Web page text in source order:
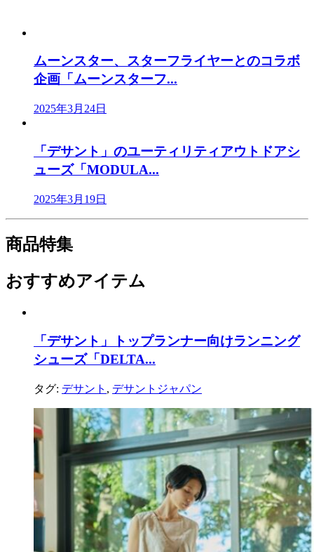
ムーンスター、スターフライヤーとのコラボ
企画「ムーンスターフ...
2025年3月24日
「デサント」のユーティリティアウトドアシ
ューズ「MODULA...
2025年3月19日
商品特集
おすすめアイテム
「デサント」トップランナー向けランニング
シューズ「DELTA...
タグ: デサント , デサントジャパン